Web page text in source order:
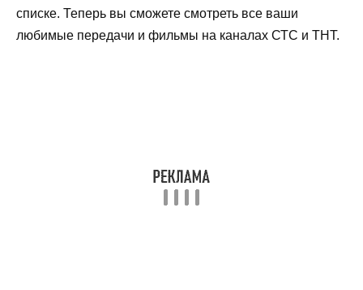
списке. Теперь вы сможете смотреть все ваши
любимые передачи и фильмы на каналах СТС и ТНТ.